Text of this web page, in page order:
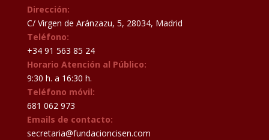
Dirección:
C/ Virgen de Aránzazu, 5, 28034, Madrid
Teléfono:
+34 91 563 85 24
Horario Atención al Público:
9:30 h. a 16:30 h.
Teléfono móvil:
681 062 973
Emails de contacto:
secretaria@fundacioncisen.com